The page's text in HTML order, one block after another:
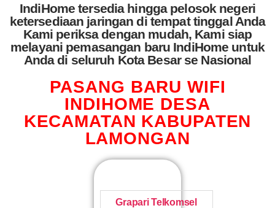
IndiHome tersedia hingga pelosok negeri
ketersediaan jaringan di tempat tinggal Anda
Kami periksa dengan mudah, Kami siap
melayani pemasangan baru IndiHome untuk
Anda di seluruh Kota Besar se Nasional
PASANG BARU WIFI
INDIHOME DESA
KECAMATAN KABUPATEN
LAMONGAN
Grapari Telkomsel